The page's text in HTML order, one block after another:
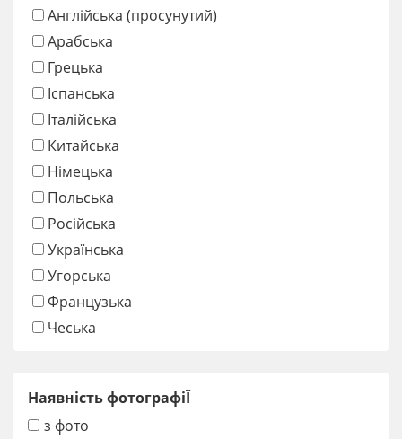
Англійська (просунутий)
Арабська
Грецька
Іспанська
Італійська
Китайська
Німецька
Польська
Російська
Українська
Угорська
Французька
Чеська
Наявність фотографіЇ
з фото